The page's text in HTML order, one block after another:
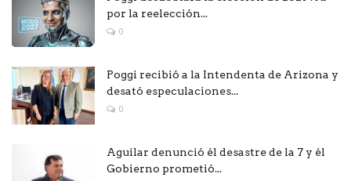
por la reelección...
0
Poggi recibió a la Intendenta de Arizona y
desató especulaciones...
0
Aguilar denunció él desastre de la 7 y él
Gobierno prometió...